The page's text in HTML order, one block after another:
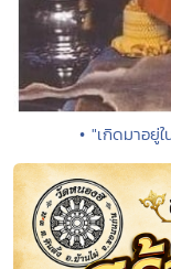
• "เกิดมาอยู่